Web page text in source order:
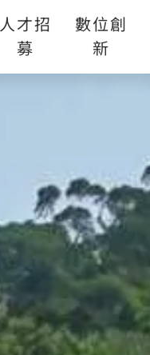
人才招
募
數位創
新